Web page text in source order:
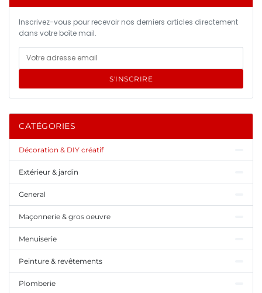
Inscrivez-vous pour recevoir nos derniers articles directement
dans votre boîte mail.
S'INSCRIRE
CATÉGORIES
Décoration & DIY créatif
Extérieur & jardin
General
Maçonnerie & gros oeuvre
Menuiserie
Peinture & revêtements
Plomberie